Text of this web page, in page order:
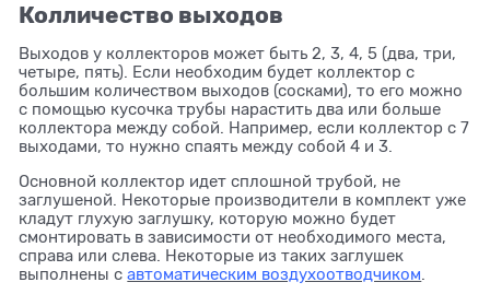
Колличество выходов
Выходов у коллекторов может быть 2, 3, 4, 5 (два, три,
четыре, пять). Если необходим будет коллектор с
большим количеством выходов (сосками), то его можно
с помощью кусочка трубы нарастить два или больше
коллектора между собой. Например, если коллектор с 7
выходами, то нужно спаять между собой 4 и 3.
Основной коллектор идет сплошной трубой, не
заглушеной. Некоторые производители в комплект уже
кладут глухую заглушку, которую можно будет
смонтировать в зависимости от необходимого места,
справа или слева. Некоторые из таких заглушек
выполнены савтоматическим воздухоотводчиком